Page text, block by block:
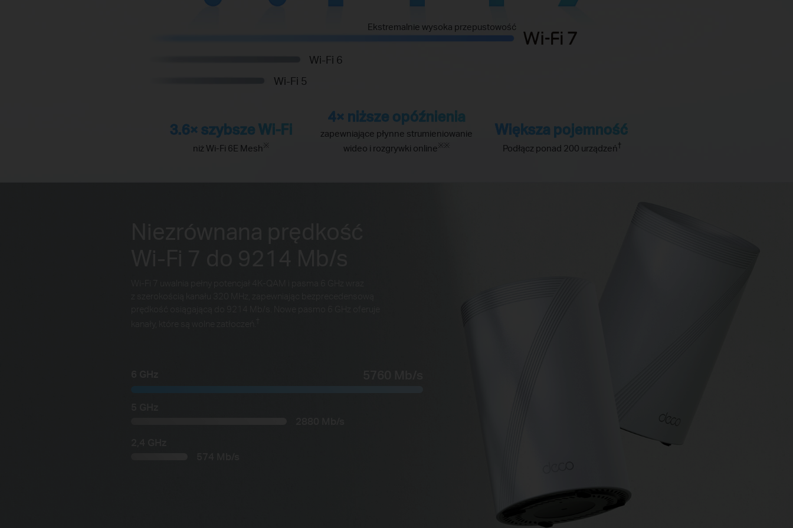
Ekstremalnie wysoka przepustowość
Wi-Fi 6
Wi-Fi 5
3.6× szybsze Wi-Fi
niż Wi-Fi 6E Mesh※
4× niższe opóźnienia
zapewniające płynne strumieniowanie
wideo i rozgrywki online※※
Większa pojemność
Podłącz ponad 200 urządzeń†